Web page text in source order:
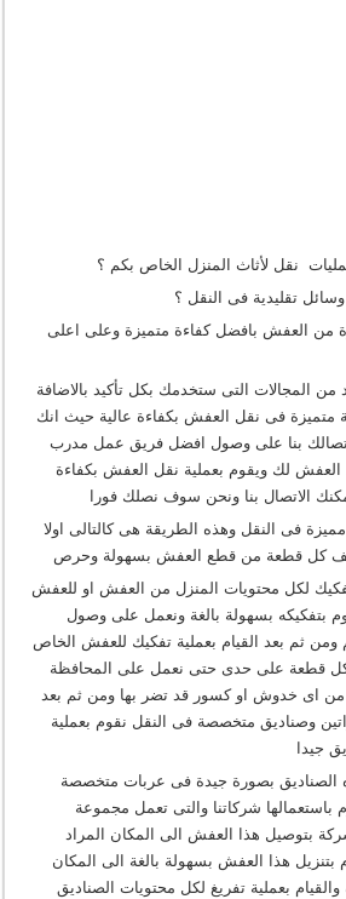
نقل لأثاث المنزل الخاص بكم ؟
تقليدية فى النقل ؟
من العفش بافضل كفاءة متميزة وعلى اعلى
من المجالات التى ستخدمك بكل تأكيد بالاضافة
متميزة فى نقل العفش بكفاءة عالية حيث انك
بنا على وصول افضل فريق عمل مدرب
لك ويقوم بعملية نقل العفش بكفاءة
الاتصال بنا ونحن سوف نصلك فورا
فى النقل وهذه الطريقة هى كالتالى اولا
كل قطعة من قطع العفش بسهولة وحرص
لكل محتويات المنزل من العفش او للعفش
بتفكيكه بسهولة بالغة ونعمل على وصول
ثم بعد القيام بعملية تفكيك للعفش الخاص
كل قطعة على حدى حتى نعمل على المحافظة
من اى خدوش او كسور قد تضر بها ومن ثم بعد
وصناديق متخصصة فى النقل نقوم بعملية
جيدا
بصورة جيدة فى عربات متخصصة
باستعمالها شركاتنا والتى تعمل مجموعة
بتوصيل هذا العفش الى المكان المراد
بتنزيل هذا العفش بسهولة بالغة الى المكان
بعملية تفريغ لكل محتويات الصناديق